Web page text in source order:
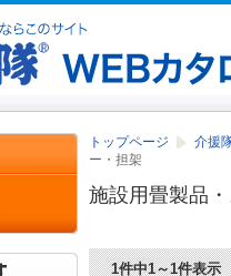
トップページ
介援
ー・担架
施設用畳製品
1件中1～1件表示